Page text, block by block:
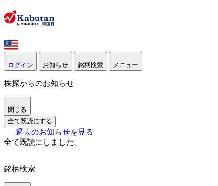
ログイン お知らせ 銘柄検索 メニュー
株探からのお知らせ
閉じる
全て既読にする
過去のお知らせを見る
全て既読にしました。
銘柄検索